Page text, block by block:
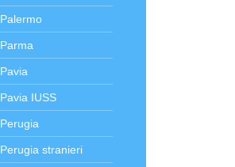
Palermo
Parma
Pavia
Pavia IUSS
Perugia
Perugia stranieri